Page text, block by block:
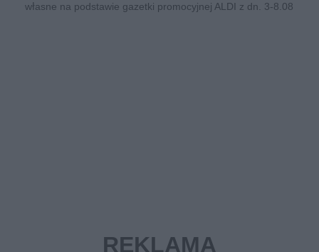
własne na podstawie gazetki promocyjnej ALDI z dn. 3-8.08